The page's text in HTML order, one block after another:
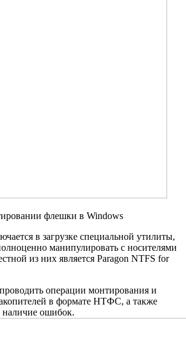
флешки в Windows
в загрузке специальной утилиты,
манипулировать с носителями
из них является Paragon NTFS for
операции монтирования и
в формате НТФС, а также
наличие ошибок.